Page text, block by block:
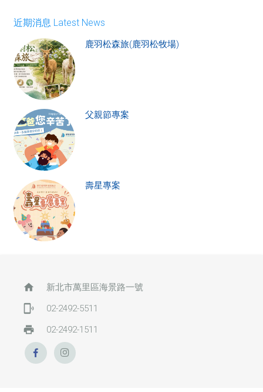
近期消息 Latest News
鹿羽松森旅(鹿羽松牧場)
父親節專案
壽星專案
home 新北市萬里區海景路一號
phonelink_ring 02-2492-5511
print 02-2492-1511